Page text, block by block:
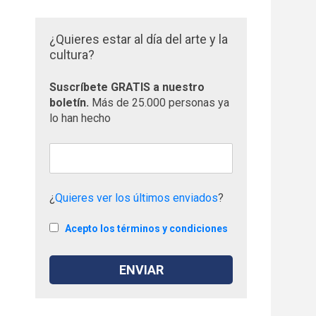
¿Quieres estar al día del arte y la
cultura?
Suscríbete GRATIS a nuestro
boletín. Más de 25.000 personas ya
lo han hecho
¿Quieres ver los últimos enviados?
Acepto los términos y condiciones